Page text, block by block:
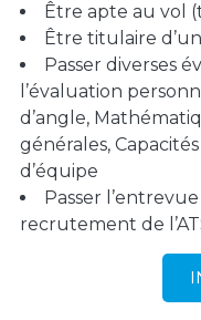
Être apte au vol
Être titulaire
Passer diverses
l’évaluation
d’angle,
générales,
d’équipe
Passer
recrutement de